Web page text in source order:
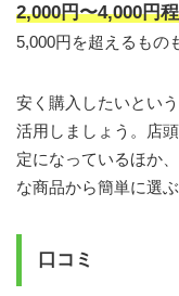
2,000円〜4,000円
5,000円を超えるもの
安く購入したいとい
活用しましょう。店
定になっているほか
な商品から簡単に選
口コミ